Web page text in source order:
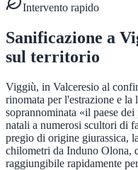
Intervento rapido
Sanificazione a
sul territorio
Viggiù, in Valceresio al
rinomata per l'estrazione e la
soprannominata «il paese
natali a numerosi scultori di
pregio di origine giurassica,
chilometri da Induno Olona,
raggiungibile rapidamente